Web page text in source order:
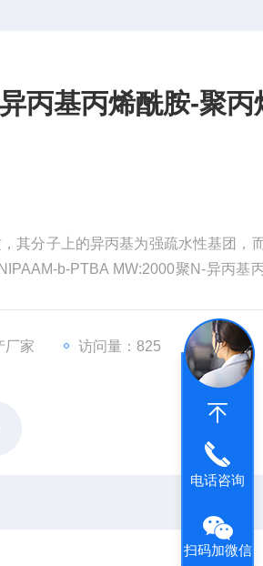
丙基丙烯酰胺-聚丙
其分子上的异丙基为强疏水性基团，
b-PTBA MW:2000聚N-异丙基
厂家 访问量：825
电话咨询
扫码加微信